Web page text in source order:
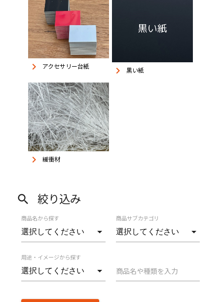
keyboard_arrow_right アクセサリー台紙 keyboard_arrow_right 黒い紙
keyboard_arrow_right 緩衝材
search 絞り込み
商品名から探す 商品サブカテゴリ
用途・イメージから探す
商品名や種類を入力